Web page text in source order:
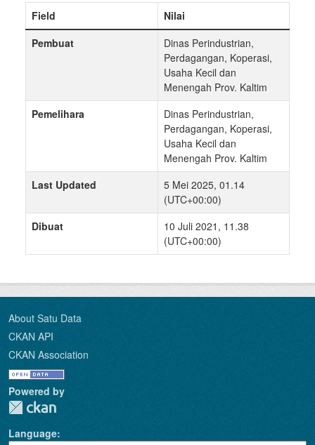
Field
Nilai
Pembuat
Dinas Perindustrian,
Perdagangan, Koperasi,
Usaha Kecil dan
Menengah Prov. Kaltim
Pemelihara
Dinas Perindustrian,
Perdagangan, Koperasi,
Usaha Kecil dan
Menengah Prov. Kaltim
Last Updated
5 Mei 2025, 01.14
(UTC+00:00)
Dibuat
10 Juli 2021, 11.38
(UTC+00:00)
About Satu Data
CKAN API
CKAN Association
Powered by
Language